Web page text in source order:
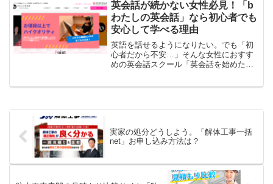
「これからブロ...
英会話が続かない女性必見！「b
わたしの英会話」なら初心者でも
安心して学べる理由
英語を話せるようになりたい。でも「初
心者だから不安…」そんな女性におすす
めの英会話スクール「英会話を始めたい
実家の処分どうしよう。「解体工事一括
net」お申し込み方法は？